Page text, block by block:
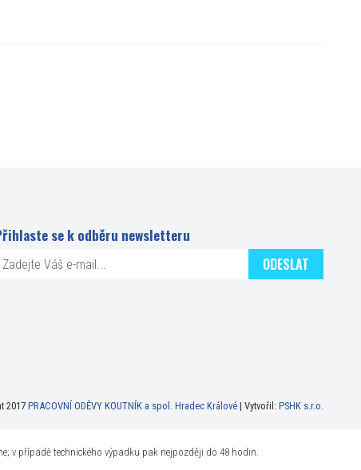
se k odběru newsletteru
ODESLAT
2017 PRACOVNÍ ODĚVY KOUTNÍK a spol. Hradec Králové | Vytvořil: PSHK s.r.o.
v případě technického výpadku pak nejpozději do 48 hodin.